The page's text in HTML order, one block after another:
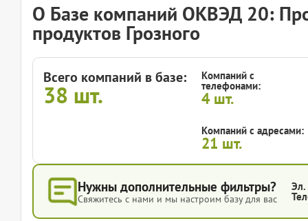
О Базе компаний ОКВЭД 20:
продуктов Грозного
Всего компаний в базе:
38 шт.
Компаний с
телефонами:
4 шт.
Компаний с адресами:
21 шт.
Нужны дополнительные фильтры?
Свяжитесь с нами и мы настроим базу для вас
Эл.